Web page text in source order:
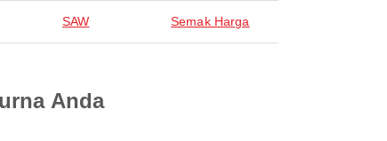
SAW Semak Harga
Anda